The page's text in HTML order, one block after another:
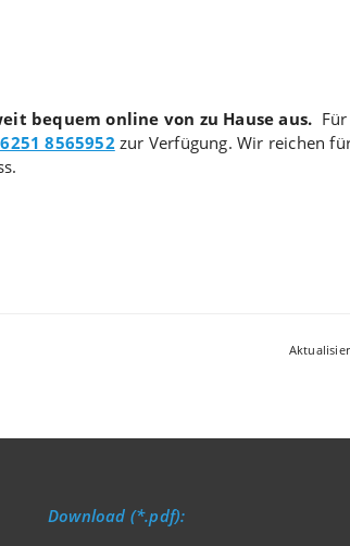
bequem online von zu Hause aus.
8565952 zur Verfügung. Wir reichen
Download (*.pdf):